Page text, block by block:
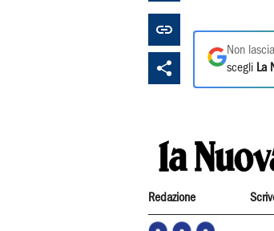
Non
scegli La
Redazione